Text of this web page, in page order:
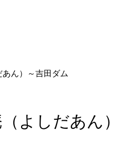
ん）～吉田ダム
よしだあん）